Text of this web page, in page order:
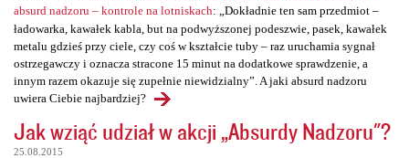
absurd nadzoru – kontrole na lotniskach: „Dokładnie ten sam przedmiot –
ładowarka, kawałek kabla, but na podwyższonej podeszwie, pasek, kawałek
metalu gdzieś przy ciele, czy coś w kształcie tuby – raz uruchamia sygnał
ostrzegawczy i oznacza stracone 15 minut na dodatkowe sprawdzenie, a
innym razem okazuje się zupełnie niewidzialny”. A jaki absurd nadzoru
uwiera Ciebie najbardziej?
Jak wziąć udział w akcji „Absurdy Nadzoru"?
25.08.2015